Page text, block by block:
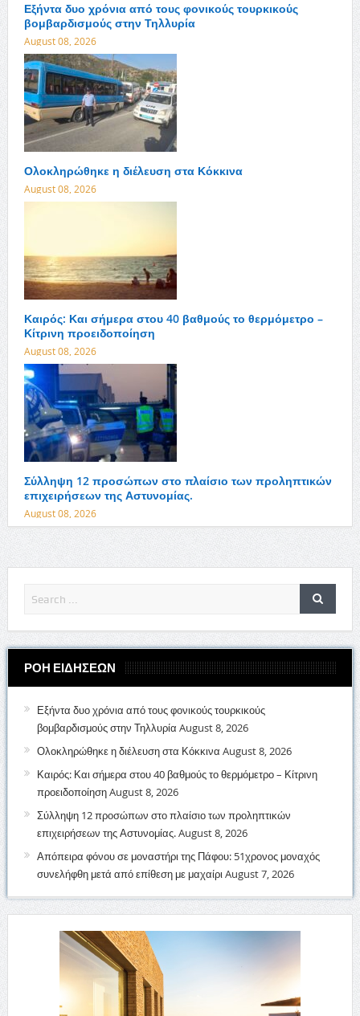
Εξήντα δυο χρόνια από τους φονικούς τουρκικούς
βομβαρδισμούς στην Τηλλυρία
August 08, 2026
Ολοκληρώθηκε η διέλευση στα Κόκκινα
August 08, 2026
Καιρός: Και σήμερα στου 40 βαθμούς το θερμόμετρο –
Κίτρινη προειδοποίηση
August 08, 2026
Σύλληψη 12 προσώπων στο πλαίσιο των προληπτικών
επιχειρήσεων της Αστυνομίας.
August 08, 2026
ΡΟΗ ΕΙΔΗΣΕΩΝ
Εξήντα δυο χρόνια από τους φονικούς τουρκικούς
βομβαρδισμούς στην Τηλλυρία August 8, 2026
Ολοκληρώθηκε η διέλευση στα Κόκκινα August 8, 2026
Καιρός: Και σήμερα στου 40 βαθμούς το θερμόμετρο – Κίτρινη
προειδοποίησηAugust 8, 2026
Σύλληψη 12 προσώπων στο πλαίσιο των προληπτικών
επιχειρήσεων της Αστυνομίας.August 8, 2026
Απόπειρα φόνου σε μοναστήρι της Πάφου: 51χρονος μοναχός
συνελήφθη μετά από επίθεση με μαχαίριAugust 7, 2026